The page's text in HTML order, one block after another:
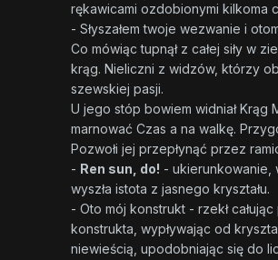
rękawicami ozdobionymi kilkoma
- Słyszałem twoje wezwanie i
Co mówiąc tupnął z całej siły w
krąg. Nieliczni z widzów, którzy
szewskiej pasji.
U jego stóp bowiem widniał Krąg
marnować Czas a na walkę.
Pozwołi jej przepłynąć przez
- Ren sun, do! - ukierunkowanie,
wyszła istota z jasnego kryształu.
- Oto mój konstrukt - rzekł
konstrukta, wypływając od
niewieścią, upodobniając się do